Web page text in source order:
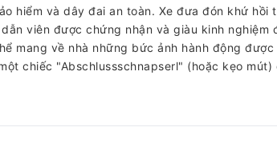
hiểm và dây đai an toàn. Xe đưa đón khứ hồi
viên được chứng nhận và giàu kinh nghiệm
mang về nhà những bức ảnh hành động
chiếc "Abschlussschnapserl" (hoặc kẹo